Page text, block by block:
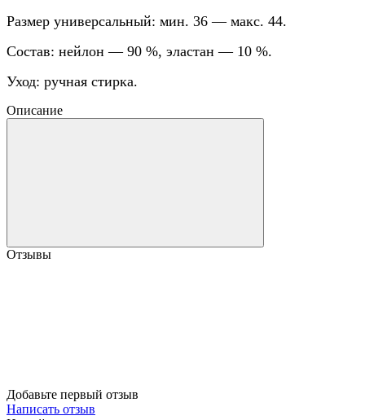
Размер универсальный: мин. 36 — макс. 44.
Состав: нейлон — 90 %, эластан — 10 %.
Уход: ручная стирка.
Описание
Отзывы
Добавьте первый отзыв
Написать отзыв